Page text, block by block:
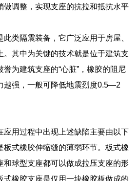
做调整，实现支座的抗拉和抵抗水平
类隔震装备，它广泛应用于房屋、
。其中为关键的技术就是位于建筑支
为建筑支座的“心脏”，橡胶的阻尼
越强，一般可降低地震烈度0.5―2
应用过程中出现上述缺陷主要由以下
板式橡胶伸缩缝的薄弱环节。板式橡
和球型支座都可以做成拉压支座的形
式橡胶支座是仅用一块橡胶板做成的